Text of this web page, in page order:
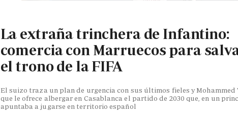
La extraña trinchera de Infantino:
comercia con Marruecos para
el trono de la FIFA
El suizo traza un plan de urgencia con sus últimos fieles y Mohammed
que le ofrece albergar en Casablanca el partido de 2030 que, en un
apuntaba a jugarse en territorio español